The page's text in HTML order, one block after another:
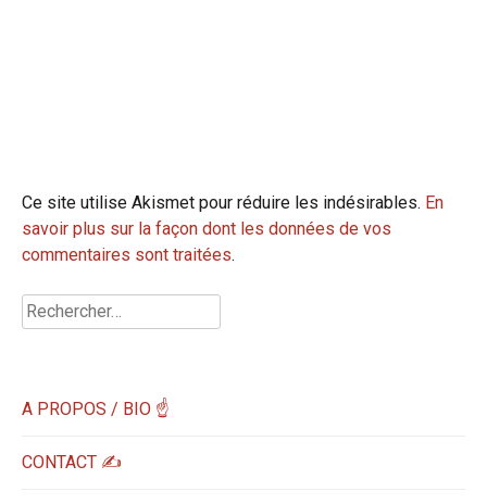
Ce site utilise Akismet pour réduire les indésirables. En
savoir plus sur la façon dont les données de vos
commentaires sont traitées.
Rechercher :
A PROPOS / BIO ☝
CONTACT ✍️